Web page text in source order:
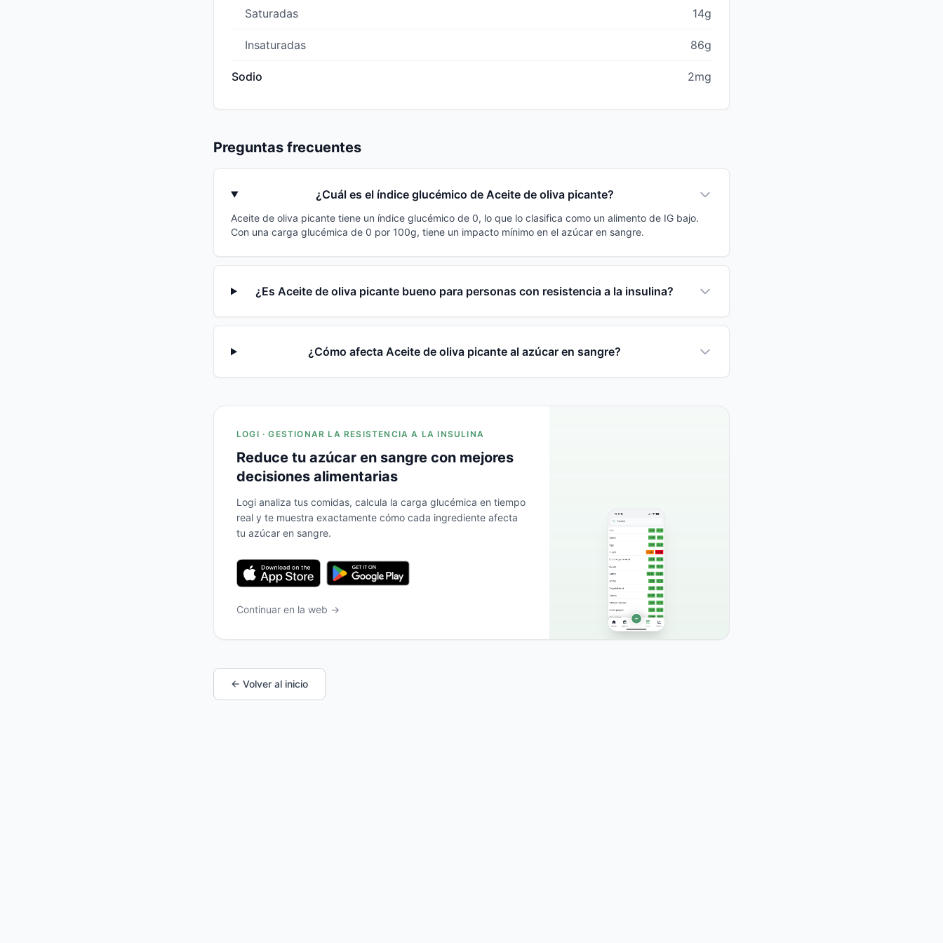
Saturadas 14g
Insaturadas 86g
Sodio 2mg
Preguntas frecuentes
¿Cuál es el índice glucémico de Aceite de oliva picante?
Aceite de oliva picante tiene un índice glucémico de 0, lo que lo clasifica como un alimento de IG bajo.
Con una carga glucémica de 0 por 100g, tiene un impacto mínimo en el azúcar en sangre.
¿Es Aceite de oliva picante bueno para personas con resistencia a la insulina?
¿Cómo afecta Aceite de oliva picante al azúcar en sangre?
LOGI · GESTIONAR LA RESISTENCIA A LA INSULINA
Reduce tu azúcar en sangre con mejores
decisiones alimentarias
Logi analiza tus comidas, calcula la carga glucémica en tiempo
real y te muestra exactamente cómo cada ingrediente afecta
tu azúcar en sangre.
Continuar en la web →
← Volver al inicio